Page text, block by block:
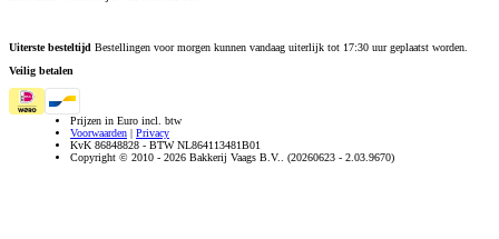
Uiterste besteltijd Bestellingen voor morgen kunnen vandaag uiterlijk tot 17:30 uur geplaatst worden.
Veilig betalen
Prijzen in Euro incl. btw
Voorwaarden | Privacy
KvK 86848828 - BTW NL864113481B01
Copyright © 2010 - 2026 Bakkerij Vaags B.V.. (20260623 - 2.03.9670)